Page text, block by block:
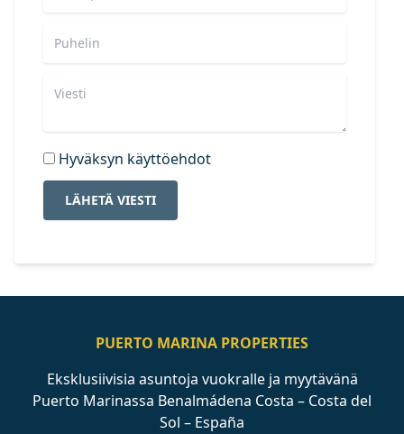
Hyväksyn käyttöehdot
LÄHETÄ VIESTI
PUERTO MARINA PROPERTIES
Eksklusiivisia asuntoja vuokralle ja myytävänä
Puerto Marinassa Benalmádena Costa – Costa del
Sol – España